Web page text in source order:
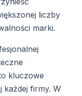
liczby
marki.
kluczowe
każdej firmy. W